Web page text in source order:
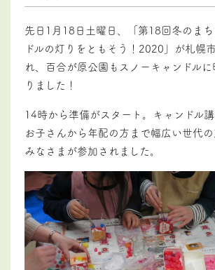
先日1月18日土曜日、「第18回冬のま
ドルの灯りをともそう！2020」が札幌
れ、百合が原公園もスノーキャンドル
りました！
14時から準備がスタート。キャンドル
お子さんから年配の方まで幅広い世代
みなさまが参加されました。